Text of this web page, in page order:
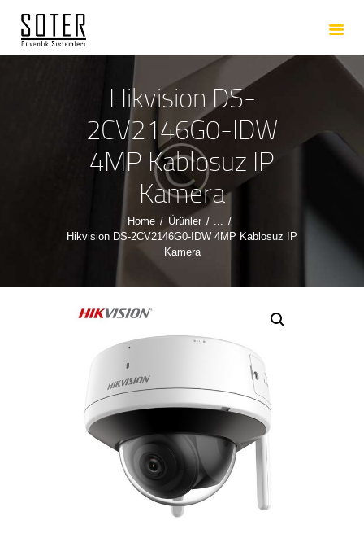
Hikvision DS-
2CV2146G0-IDW
4MP Kablosuz IP
Kamera
Home Ürünler
...
Hikvision DS-2CV2146G0-IDW 4MP Kablosuz IP
Kamera
ANASAYFA
HAKKIMIZDA
HIZMETLERIMIZ
ÜRÜNLERIMIZ
REFERANSLARIMIZ
İLETIŞIM